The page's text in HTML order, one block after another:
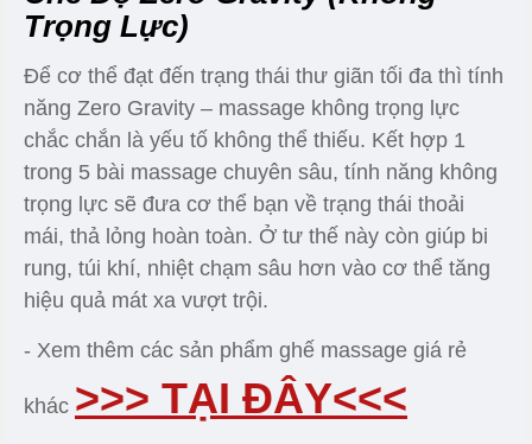
Cơ Chế Massage Vùng Chân
Riêng Biệt
Là một sản phẩm ghế massage giá rẻ, tuy nhiên
Kuzunu Y13lại có cơ chế massage vùng đùi –
bắp chân – lòng bàn chân được đánh giá rất cao.
Hệ thống massage chân riêng biệt so với phần còn
lại kết hợp với các túi khí giúp tạo cảm giác vô
cùng sản khoái.
Massage vùng chân giúp giải tỏa đi các cơn đau
nhức sau một ngày dài